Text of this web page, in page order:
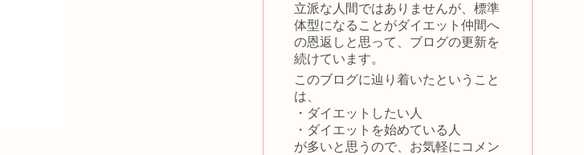
立派な人間ではありませんが、標準
体型になることがダイエット仲間へ
の恩返しと思って、ブログの更新を
続けています。
このブログに辿り着いたということ
は、
・ダイエットしたい人
・ダイエットを始めている人
が多いと思うので、お気軽にコメン